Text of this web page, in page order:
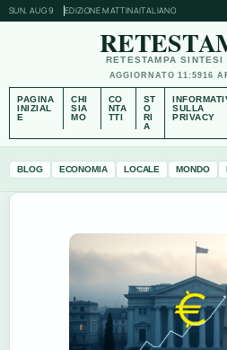
SUN, AUG 9 EDIZIONE MATTINAITALIANO
RETESTAMPA
AGGIORNATO 11:5916
PAGINA
INIZIAL
E
CHI
SIA
MO
CO
NTA
TTI
ST
O
RI
A
SULLA
PRIVACY
BLOG ECONOMIA LOCALE MONDO